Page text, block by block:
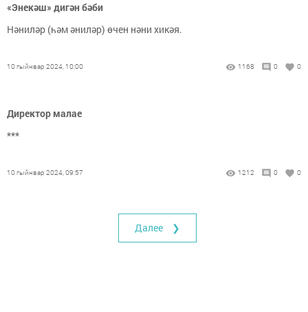
«Энекәш» дигән бәби
Нәниләр (һәм әниләр) өчен нәни хикәя.
10 гыйнвар 2024, 10:00 1168 0 0
Директор малае
***
10 гыйнвар 2024, 09:57 1212 0 0
Далее ❯